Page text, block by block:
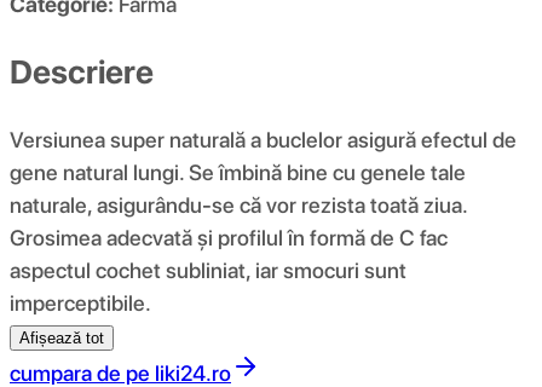
Descriere
Versiunea super naturală a buclelor asigură efectul de
gene natural lungi. Se îmbină bine cu genele tale
naturale, asigurându-se că vor rezista toată ziua.
Grosimea adecvată și profilul în formă de C fac
aspectul cochet subliniat, iar smocuri sunt
imperceptibile.
Afișează tot
cumpara de pe liki24.ro